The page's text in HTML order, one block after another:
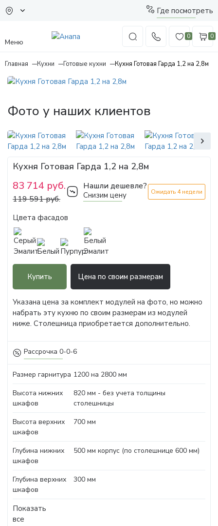
Где посмотреть
Меню
0 0
Главная Кухни Готовые кухни Кухня Готовая Гарда 1,2 на 2,8м
Рассрочка 0-0-6
Кухня Готовая Гарда 1,2 на 2,8м
83 714 руб.
119 591 руб.
Нашли дешевле?
Снизим цену Ожидать 4 недели
Цвета фасадов
Купить Цена по своим размерам
Указана цена за комплект модулей на фото, но можно
набрать эту кухню по своим размерам из модулей
ниже. Столешница приобретается дополнительно.
Размер гарнитура 1200 на 2800 мм
Высота нижних
шкафов
820 мм - без учета толщины
столешницы
Высота верхних
шкафов
700 мм
Глубина нижних
шкафов
500 мм корпус (по столешнице 600 мм)
Глубина верхних
шкафов
300 мм
Показать
все
Фото у наших клиентов